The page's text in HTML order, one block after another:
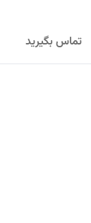
تماس بگیرید